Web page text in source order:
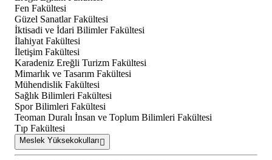
Fen Fakültesi
Güzel Sanatlar Fakültesi
İktisadi ve İdari Bilimler Fakültesi
İlahiyat Fakültesi
İletişim Fakültesi
Karadeniz Ereğli Turizm Fakültesi
Mimarlık ve Tasarım Fakültesi
Mühendislik Fakültesi
Sağlık Bilimleri Fakültesi
Spor Bilimleri Fakültesi
Teoman Duralı İnsan ve Toplum Bilimleri Fakültesi
Tıp Fakültesi
Meslek Yüksekokulları